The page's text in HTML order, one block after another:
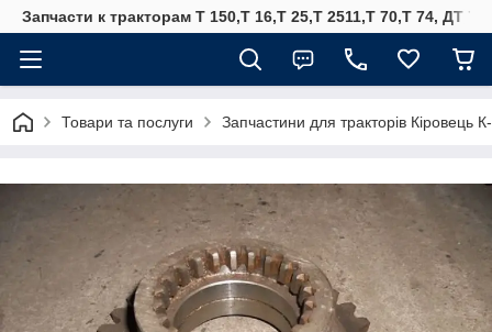
Запчасти к тракторам Т 150,Т 16,Т 25,Т 2511,Т 70,Т 74, ДТ
Товари та послуги Запчастини для тракторів Кіровець